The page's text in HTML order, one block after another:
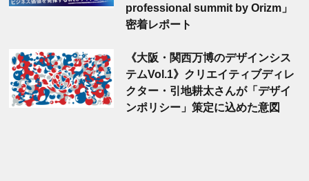
professional summit by Orizm」
密着レポート
《大阪・関西万博のデザインシス
テムVol.1》クリエイティブディレ
クター・引地耕太さんが「デザイ
ンポリシー」策定に込めた意図